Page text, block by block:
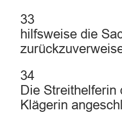
33
hilfsweise die
34
Die Streithelferin
Klägerin